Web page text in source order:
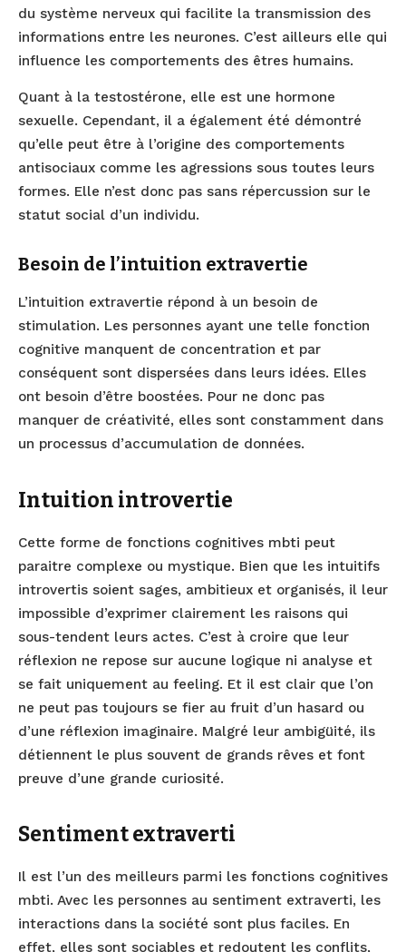
du système nerveux qui facilite la transmission des
informations entre les neurones. C’est ailleurs elle qui
influence les comportements des êtres humains.
Quant à la testostérone, elle est une hormone
sexuelle. Cependant, il a également été démontré
qu’elle peut être à l’origine des comportements
antisociaux comme les agressions sous toutes leurs
formes. Elle n’est donc pas sans répercussion sur le
statut social d’un individu.
Besoin de l’intuition extravertie
L’intuition extravertie répond à un besoin de
stimulation. Les personnes ayant une telle fonction
cognitive manquent de concentration et par
conséquent sont dispersées dans leurs idées. Elles
ont besoin d’être boostées. Pour ne donc pas
manquer de créativité, elles sont constamment dans
un processus d’accumulation de données.
Intuition introvertie
Cette forme de fonctions cognitives mbti peut
paraitre complexe ou mystique. Bien que les intuitifs
introvertis soient sages, ambitieux et organisés, il leur
impossible d’exprimer clairement les raisons qui
sous-tendent leurs actes. C’est à croire que leur
réflexion ne repose sur aucune logique ni analyse et
se fait uniquement au feeling. Et il est clair que l’on
ne peut pas toujours se fier au fruit d’un hasard ou
d’une réflexion imaginaire. Malgré leur ambigüité, ils
détiennent le plus souvent de grands rêves et font
preuve d’une grande curiosité.
Sentiment extraverti
Il est l’un des meilleurs parmi les fonctions cognitives
mbti. Avec les personnes au sentiment extraverti, les
interactions dans la société sont plus faciles. En
effet, elles sont sociables et redoutent les conflits,